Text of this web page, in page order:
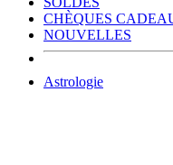
CHÈQUES
NOUVELLES
Astrologie